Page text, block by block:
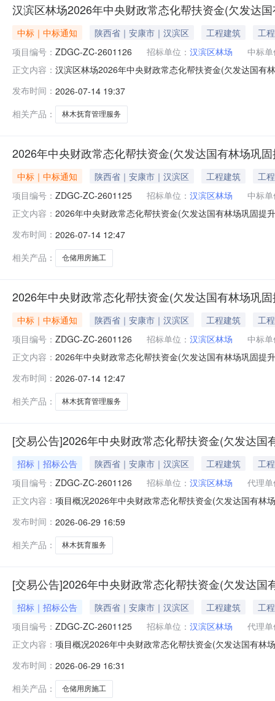
汉滨区林场2026年中央财政常态化帮扶资金(欠发达
中标｜中标通知 陕西省｜安康市｜汉滨区 工程建筑
工程
项目编号： ZDGC-ZC-2601126 招标单位： 汉滨区林场
中标
正文内容： 汉滨区林场2026年中央财政常态化帮扶资金(欠发达国有
旗雄建筑工程有限公司陕西省安康市高新技术产业开发
发布时间： 2026-07-14 19:37
相关产品：
林木抚育管理服务
2026年中央财政常态化帮扶资金(欠发达国有林场巩
中标｜中标通知 陕西省｜安康市｜汉滨区 工程建筑
工程
项目编号： ZDGC-ZC-2601125 招标单位： 汉滨区林场
中标
正文内容： 2026年中央财政常态化帮扶资金(欠发达国有林场巩固提
(工程类)三、采购结果采购包1:供应商名称供应商地址中
发布时间： 2026-07-14 12:47
相关产品：
仓储用房施工
2026年中央财政常态化帮扶资金(欠发达国有林场巩
中标｜中标通知 陕西省｜安康市｜汉滨区 工程建筑
工程
项目编号： ZDGC-ZC-2601126 招标单位： 汉滨区林场
中标
正文内容： 2026年中央财政常态化帮扶资金(欠发达国有林场巩固提
(服务类)三、采购结果采购包1:供应商名称供应商地址中
发布时间： 2026-07-14 12:47
相关产品：
林木抚育管理服务
[交易公告]2026年中央财政常态化帮扶资金(欠发达
招标｜招标公告 陕西省｜安康市｜汉滨区 工程建筑
工程
项目编号： ZDGC-ZC-2601126 招标单位： 汉滨区林场
代理
正文内容： 项目概况2026年中央财政常态化帮扶资金(欠发达国有林
林场巩固提升任务)龙垭生态茶园建设项目(服务类)采购
发布时间： 2026-06-29 16:59
相关产品：
林木抚育服务
[交易公告]2026年中央财政常态化帮扶资金(欠发达
招标｜招标公告 陕西省｜安康市｜汉滨区 工程建筑
工程
项目编号： ZDGC-ZC-2601125 招标单位： 汉滨区林场
代理
正文内容： 项目概况2026年中央财政常态化帮扶资金(欠发达国有林
林场巩固提升任务)龙垭生态茶园建设项目(工程类)采购
发布时间： 2026-06-29 16:31
相关产品：
仓储用房施工